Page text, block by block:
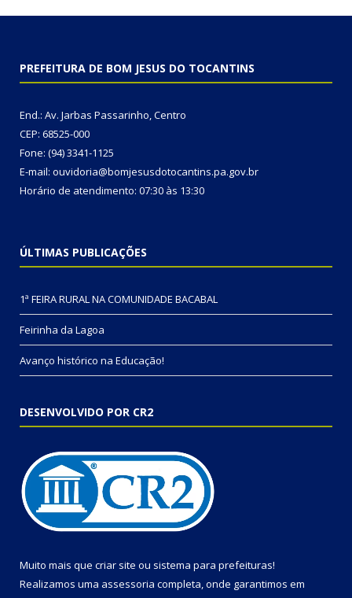
PREFEITURA DE BOM JESUS DO TOCANTINS
End.: Av. Jarbas Passarinho, Centro
CEP: 68525-000
Fone: (94) 3341-1125
E-mail: ouvidoria@bomjesusdotocantins.pa.gov.br
Horário de atendimento: 07:30 às 13:30
ÚLTIMAS PUBLICAÇÕES
1ª FEIRA RURAL NA COMUNIDADE BACABAL
Feirinha da Lagoa
Avanço histórico na Educação!
DESENVOLVIDO POR CR2
Muito mais que criar site ou sistema para prefeituras!
Realizamos uma assessoria completa, onde garantimos em